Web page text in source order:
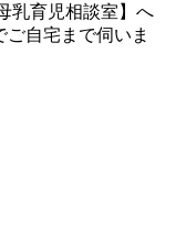
乳育児相談室】へ
自宅まで伺いま